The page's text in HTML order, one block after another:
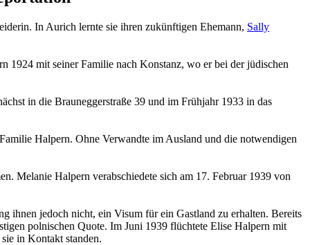
In Aurich lernte sie ihren zukünftigen Ehemann, Sally
1924 mit seiner Familie nach Konstanz, wo er bei der jüdischen
in die Brauneggerstraße 39 und im Frühjahr 1933 in das
Halpern. Ohne Verwandte im Ausland und die notwendigen
Melanie Halpern verabschiedete sich am 17. Februar 1939 von
ihnen jedoch nicht, ein Visum für ein Gastland zu erhalten. Bereits
polnischen Quote. Im Juni 1939 flüchtete Elise Halpern mit
in Kontakt standen.